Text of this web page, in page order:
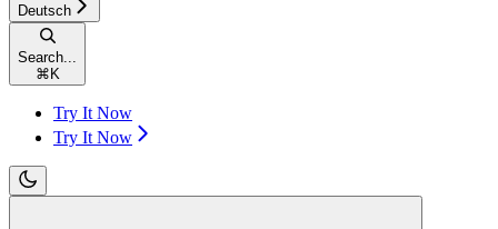
Deutsch
Search...
⌘K
Try It Now
Try It Now